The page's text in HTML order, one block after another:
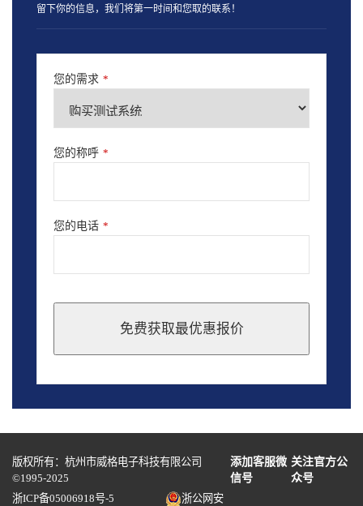
留下你的信息，我们将第一时间和您取的联系！
您的需求 *
您的称呼 *
您的电话 *
免费获取最优惠报价
should
blank
版权所有：杭州市威格电子科技有限公司
©1995-2025
添加客服微
信号
关注官方公
众号
浙ICP备05006918号-5
浙公网安